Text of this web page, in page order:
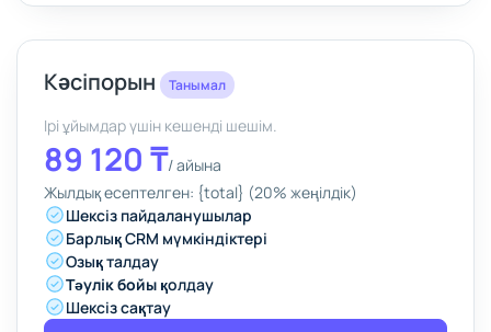
Кәсіпорын Танымал
Ірі ұйымдар үшін кешенді шешім.
89 120 ₸/айына
Жылдық есептелген: {total} (20% жеңілдік)
Шексіз пайдаланушылар
Барлық CRM мүмкіндіктері
Озық талдау
Тәулік бойы қолдау
Шексіз сақтау